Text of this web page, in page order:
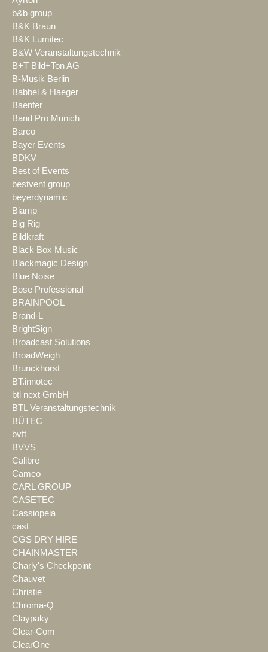
b&b group
B&K Braun
B&K Lumitec
B&W Veranstaltungstechnik
B+T Bild+Ton AG
B-Musik Berlin
Babbel & Haeger
Baenfer
Band Pro Munich
Barco
Bayer Events
BDKV
Best of Events
bestvent group
beyerdynamic
Biamp
Big Rig
Bildkraft
Black Box Music
Blackmagic Design
Blue Noise
Bose Professional
BRAINPOOL
Brand-L
BrightSign
Broadcast Solutions
BroadWeigh
Brunckhorst
BT.innotec
btl next GmbH
BTL Veranstaltungstechnik
BÜTEC
bvft
BVVS
Calibre
Cameo
CARL GROUP
CASETEC
Cassiopeia
cast
CGS DRY HIRE
CHAINMASTER
Charly's Checkpoint
Chauvet
Christie
Chroma-Q
Claypaky
Clear-Com
ClearOne